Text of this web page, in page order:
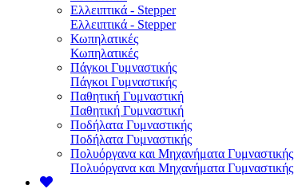
Ελλειπτικά - Stepper
Ελλειπτικά - Stepper
Κωπηλατικές
Κωπηλατικές
Πάγκοι Γυμναστικής
Πάγκοι Γυμναστικής
Παθητική Γυμναστική
Παθητική Γυμναστική
Ποδήλατα Γυμναστικής
Ποδήλατα Γυμναστικής
Πολυόργανα και Μηχανήματα Γυμναστικής
Πολυόργανα και Μηχανήματα Γυμναστικής